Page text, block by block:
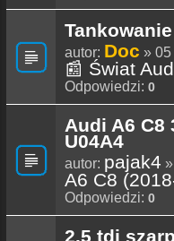
autor: Doc »
📰 Świat
Odpowiedzi: 0
Audi A6 C8
U04A4
autor: pajak4
A6 C8
Odpowiedzi: 0
2.5 tdi